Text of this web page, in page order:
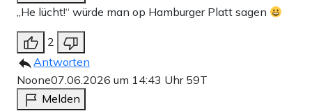
„He lücht!“ würde man op Hamburger Platt sagen
2
Antworten
Noone07.06.2026 um 14:43 Uhr 59T
Melden